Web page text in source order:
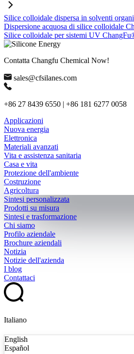
Silice colloidale dispersa in solventi
Dispersione acquosa di silice colloidale
Silice colloidale per sistemi UV
Contatta Changfu Chemical Now!
sales@cfsilanes.com
+86 27 8439 6550 | +86 181 6277 0058
Applicazioni
Nuova energia
Elettronica
Materiali avanzati
Vita e assistenza sanitaria
Casa e vita
Protezione dell'ambiente
Costruzione
Agricoltura
Sintesi personalizzata
Prodotti su misura
Sintesi e trasformazione
Chi siamo
Profilo aziendale
Brochure aziendali
Notizia
Notizie dell'azienda
I blog
Contattaci
Italiano
English
Español